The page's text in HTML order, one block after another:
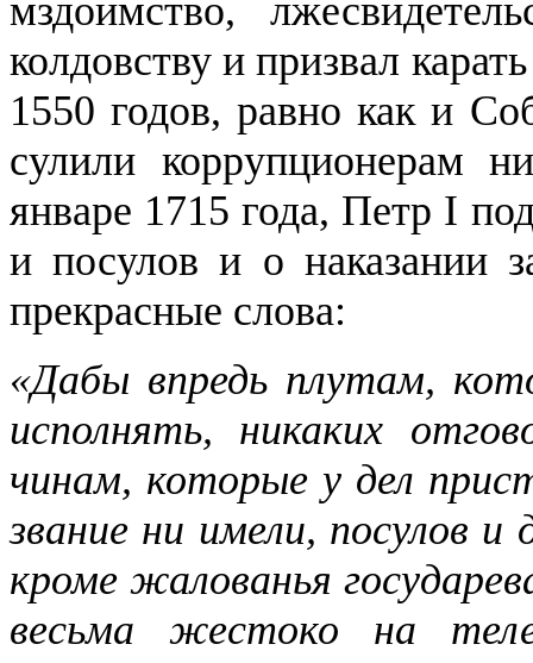
мздоимство,
колдовству и призвал
1550 годов, равно как и
сулили коррупционерам
январе 1715 года, Петр I
и посулов и о наказании
прекрасные слова:
«Дабы впредь плутам,
исполнять, никаких
чинам, которые у дел
звание ни имели, посулов
кроме жалованья
весьма жестоко на